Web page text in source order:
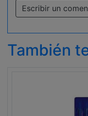
Escribir un
También